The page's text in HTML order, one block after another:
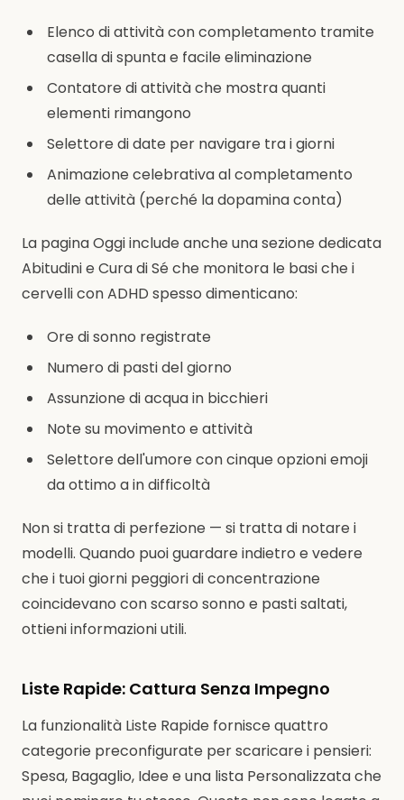
Elenco di attività con completamento tramite
casella di spunta e facile eliminazione
Contatore di attività che mostra quanti
elementi rimangono
Selettore di date per navigare tra i giorni
Animazione celebrativa al completamento
delle attività (perché la dopamina conta)
La pagina Oggi include anche una sezione dedicata
Abitudini e Cura di Sé che monitora le basi che i
cervelli con ADHD spesso dimenticano:
Ore di sonno registrate
Numero di pasti del giorno
Assunzione di acqua in bicchieri
Note su movimento e attività
Selettore dell'umore con cinque opzioni emoji
da ottimo a in difficoltà
Non si tratta di perfezione — si tratta di notare i
modelli. Quando puoi guardare indietro e vedere
che i tuoi giorni peggiori di concentrazione
coincidevano con scarso sonno e pasti saltati,
ottieni informazioni utili.
Liste Rapide: Cattura Senza Impegno
La funzionalità Liste Rapide fornisce quattro
categorie preconfigurate per scaricare i pensieri:
Spesa, Bagaglio, Idee e una lista Personalizzata che